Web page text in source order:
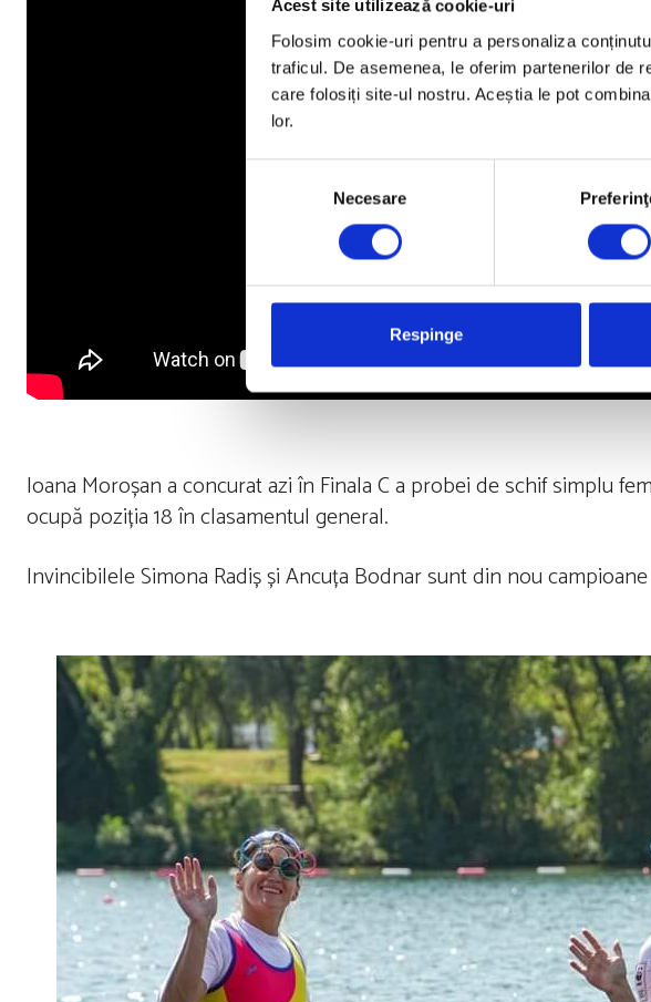
Acest site utilizează cookie-uri
Folosim cookie-uri pentru a personaliza
traficul. De asemenea, le oferim partenerilor de
care folosiți site-ul nostru. Aceștia le pot
lor.
consimțământului
Necesare
Respinge
Ioana Moroșan a concurat azi în Finala C a probei de schif simplu
ocupă poziția 18 în clasamentul general.
Invincibilele Simona Radiș și Ancuța Bodnar sunt din nou